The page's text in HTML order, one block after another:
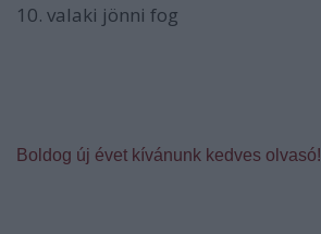
10. valaki jönni fog
Boldog új évet kívánunk kedves olvasó!